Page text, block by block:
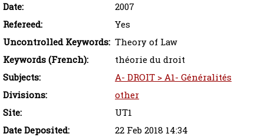
Date:
2007
Refereed:
Yes
Uncontrolled Keywords: Theory of Law
Keywords (French):
théorie du droit
Subjects:
A- DROIT > A1- Généralités
Divisions:
other
Site:
UT1
Date Deposited:
22 Feb 2018 14:34